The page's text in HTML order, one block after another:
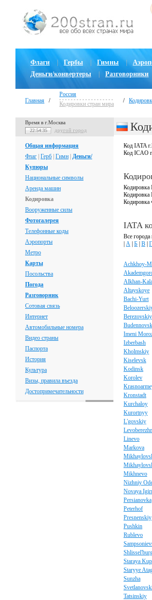
Флаги Гербы Гимны |
Деньги/конвертеры
Разговорники
Главная /
Россия
Кодировки стран мира
/
Время в г.Москва
22:54:36 другой город
Общая информация
Флаг Герб Гимн Деньги/
Купюры
Национальные символы
Аренда машин
Кодировка
Вооруженные силы
Фотогалерея
Телефонные коды
Аэропорты
Метро
Карты
Посольства
Погода
Разговорник
Сотовая связь
Интернет
Автомобильные номера
Видео страны
Паспорта
История
Культура
Визы, правила въезда
Достопримечательности
Код IATA
Код ICAO
Кодировка
Кодировка
Кодировка
IATA
Все города
А Б В Г
Achkhoy-
Alkhan-
Altayskoye
Bachi-Yurt
Berezovskiy
Budennovsk
Imeni
Izberbash
Kholmskiy
Kiselevsk
Kodinsk
Korolev
Kronstadt
Kurchaloy
Kurortnyy
L'govskiy
Linevo
Markova
Mikhnevo
Nizhniy
Novaya
Persianovka
Peterhof
Presnenskiy
Pushkin
Rublevo
Staraya
Staryye
Sunzha
Tatsinskiy